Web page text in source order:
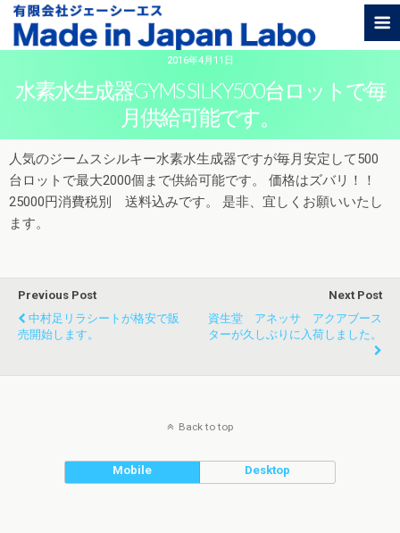
2016年4月11日
水素水生成器GYMS SILKY500台ロットで毎
月供給可能です。
人気のジームスシルキー水素水生成器ですが毎月安定して500
台ロットで最大2000個まで供給可能です。 価格はズバリ！！
25000円消費税別 送料込みです。 是非、宜しくお願いいたし
ます。
Previous Post
中村足リラシートが格安で販
売開始します。
Next Post
資生堂 アネッサ アクアブース
ターが久しぶりに入荷しました。
Back to top
Mobile Desktop